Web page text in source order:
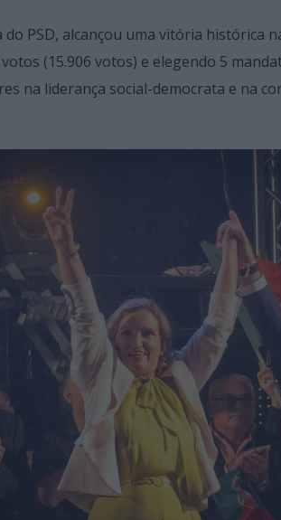
do PSD, alcançou uma vitória histórica
(15.906 votos) e elegendo 5
na liderança social-democrata e na